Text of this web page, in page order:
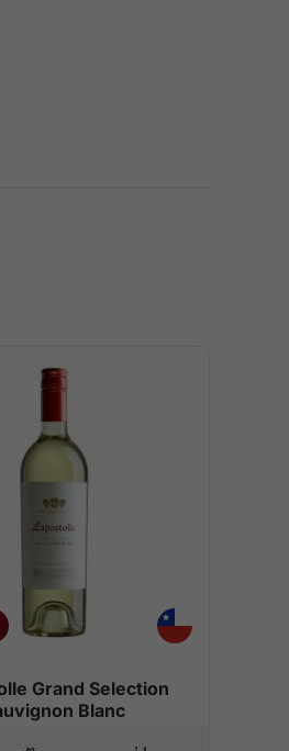
hòa quyện tinh tế cùng
Grand Selection
Blanc